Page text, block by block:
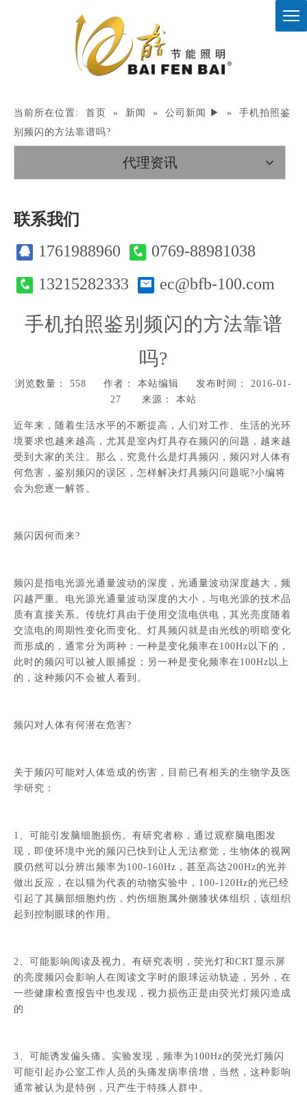
当前所在位置: 首页 » 新闻 » 公司新闻 ▶ »
手机拍照鉴
别频闪的方法靠谱吗?
代理资讯
联系我们
1761988960
0769-88981038
13215282333
ec@bfb-100.com
手机拍照鉴别频闪的方法靠谱
吗?
浏览数量： 558 作者： 本站编辑 发布时间： 2016-01-
27 来源： 本站
["wechat","weibo","qzone","douban","email"]
近年来，随着生活水平的不断提高，人们对工作、生活的光环
境要求也越来越高，尤其是室内灯具存在频闪的问题，越来越
受到大家的关注。那么，究竟什么是灯具频闪，频闪对人体有
何危害，鉴别频闪的误区，怎样解决灯具频闪问题呢?小编将
会为您逐一解答。
频闪因何而来?
频闪是指电光源光通量波动的深度，光通量波动深度越大，频
闪越严重。电光源光通量波动深度的大小，与电光源的技术品
质有直接关系。传统灯具由于使用交流电供电，其光亮度随着
交流电的周期性变化而变化。灯具频闪就是由光线的明暗变化
而形成的，通常分为两种：一种是变化频率在100Hz以下的，
此时的频闪可以被人眼捕捉；另一种是变化频率在100Hz以上
的，这种频闪不会被人看到。
频闪对人体有何潜在危害?
关于频闪可能对人体造成的伤害，目前已有相关的生物学及医
学研究：
1、可能引发脑细胞损伤。有研究者称，通过观察脑电图发
现，即使环境中光的频闪已快到让人无法察觉，生物体的视网
膜仍然可以分辨出频率为100-160Hz，甚至高达200Hz的光并
做出反应，在以猫为代表的动物实验中，100-120Hz的光已经
引起了其脑部细胞灼伤，灼伤细胞属外侧膝状体组织，该组织
起到控制眼球的作用。
2、可能影响阅读及视力。有研究表明，荧光灯和CRT显示屏
的亮度频闪会影响人在阅读文字时的眼球运动轨迹，另外，在
一些健康检查报告中也发现，视力损伤正是由荧光灯频闪造成
的
3、可能诱发偏头痛。实验发现，频率为100Hz的荧光灯频闪
可能引起办公室工作人员的头痛发病率倍增，当然，这种影响
通常被认为是特例，只产生于特殊人群中。